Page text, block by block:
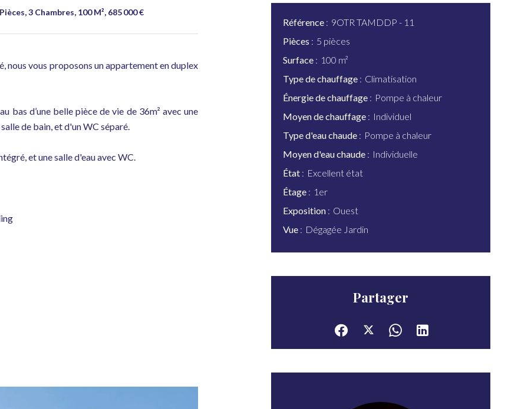
3 Chambres, 100 M², 685 000 €
nous vous proposons un appartement en duplex
bas d’une belle pièce de vie de 36m² avec une
de bain, et d'un WC séparé.
et une salle d'eau avec WC.
Référence
9OTR TAMDDP - 11
Pièces
5 pièces
Surface
100 m²
Type de chauffage
Climatisation
Énergie de chauffage
Pompe à chaleur
Moyen de chauffage
Individuel
Type d'eau chaude
Pompe à chaleur
Moyen d'eau chaude
Individuelle
État
Excellent état
Étage
1er
Exposition
Ouest
Vue
Dégagée Jardin
Partager